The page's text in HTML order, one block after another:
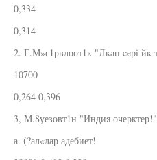
0,334
0,314
2. Г.М»с1рвлоот1к "Лкан cepi
10700
0,264 0,396
3, М.8уезовт1н "Индия
а. (?ал«лар адебиет!